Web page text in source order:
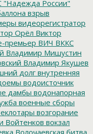
"Надежда России"
взрыв
видеорегистратор
Орёл Виктор
премьер ВИЧ ВККС
Владимир Мишустин
Владимир Якушев
долг внутренняя
водоисточник
дамбы водонапорная
военные сборы
возгорание
Войтенков вокзал
Волочаевская битва